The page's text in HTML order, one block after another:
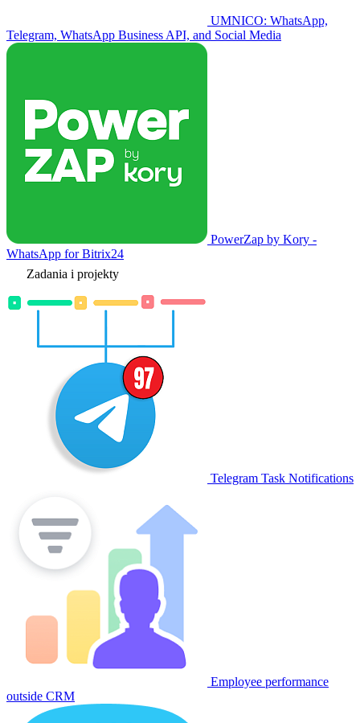
UMNICO: WhatsApp,
Telegram, WhatsApp Business API, and Social Media
PowerZap by Kory -
WhatsApp for Bitrix24
Zadania i projekty
Telegram Task Notifications
Employee performance
outside CRM